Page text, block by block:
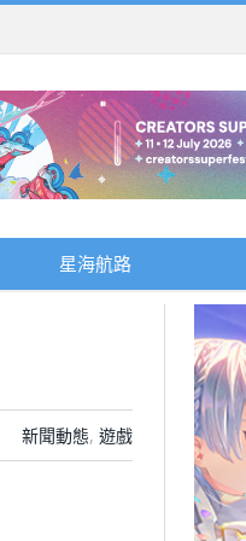
星海航路
新聞動態, 遊戲